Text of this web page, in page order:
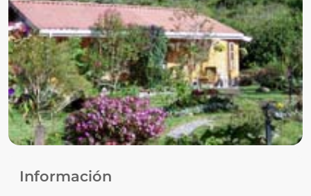
Información